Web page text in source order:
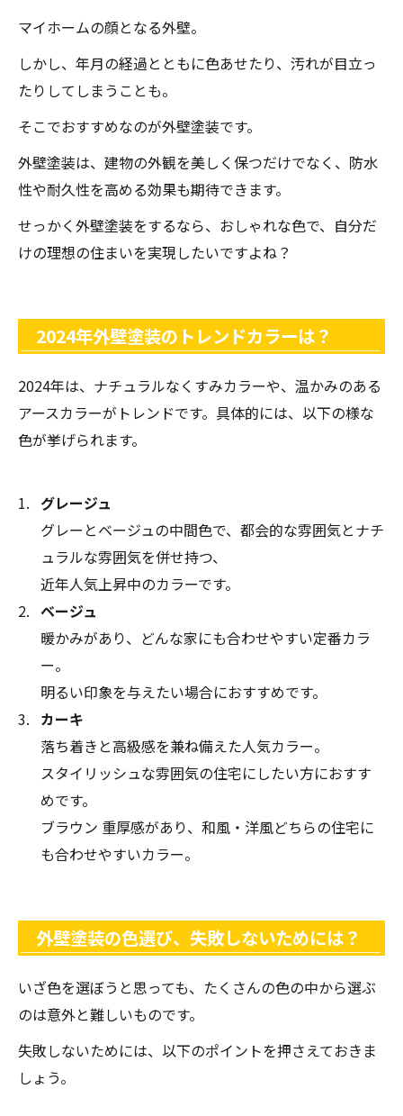
マイホームの顔となる外壁。
しかし、年月の経過とともに色あせたり、汚れが目立っ
たりしてしまうことも。
そこでおすすめなのが外壁塗装です。
外壁塗装は、建物の外観を美しく保つだけでなく、防水
性や耐久性を高める効果も期待できます。
せっかく外壁塗装をするなら、おしゃれな色で、自分だ
けの理想の住まいを実現したいですよね？
2024年外壁塗装のトレンドカラーは？
2024年は、ナチュラルなくすみカラーや、温かみのある
アースカラーがトレンドです。具体的には、以下の様な
色が挙げられます。
グレージュ
グレーとベージュの中間色で、都会的な雰囲気とナチ
ュラルな雰囲気を併せ持つ、
近年人気上昇中のカラーです。
ベージュ
暖かみがあり、どんな家にも合わせやすい定番カラ
ー。
明るい印象を与えたい場合におすすめです。
カーキ
落ち着きと高級感を兼ね備えた人気カラー。
スタイリッシュな雰囲気の住宅にしたい方におすす
めです。
ブラウン 重厚感があり、和風・洋風どちらの住宅に
も合わせやすいカラー。
外壁塗装の色選び、失敗しないためには？
いざ色を選ぼうと思っても、たくさんの色の中から選ぶ
のは意外と難しいものです。
失敗しないためには、以下のポイントを押さえておきま
しょう。